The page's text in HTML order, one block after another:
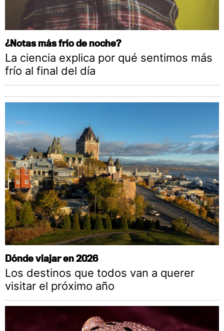
¿Notas más frío de noche?
La ciencia explica por qué sentimos más
frío al final del día
Dónde viajar en 2026
Los destinos que todos van a querer
visitar el próximo año